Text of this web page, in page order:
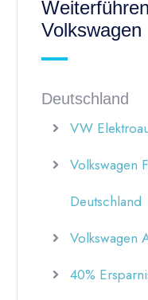
Volkswagen
Deutschland
VW
Volkswagen
Deutschland
Volkswagen
40%